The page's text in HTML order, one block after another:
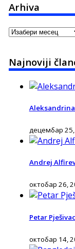
Arhiva
Arhiva
Najnoviji
децембар
Andrej
октобар 26,
Petar
октобар 14,